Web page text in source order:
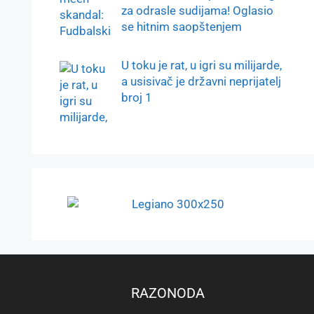
za odrasle sudijama! Oglasio
se hitnim saopštenjem
U toku je rat, u igri su milijarde,
a usisivač je državni neprijatelj
broj 1
RAZONODA